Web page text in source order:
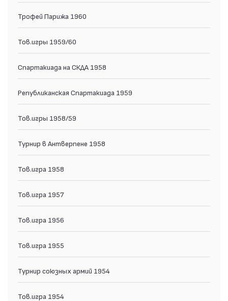
Трофей Парижа 1960
Тов.игры 1959/60
Спартакиада на СКДА 1958
Републиканская Спартакиада 1959
Тов.игры 1958/59
Турнир в Антверпене 1958
Тов.игра 1958
Тов.игра 1957
Тов.игра 1956
Тов.игра 1955
Турнир союзных армий 1954
Тов.игра 1954